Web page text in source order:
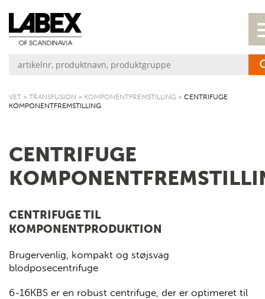
VET > TRANSFUSION > KOMPONENTFREMSTILLING > CENTRIFUGE
KOMPONENTFREMSTILLING
CENTRIFUGE
CENTRIFUGE TIL
KOMPONENTPRODUKTION
Brugervenlig, kompakt og støjsvag
blodposecentrifuge
6-16KBS er en robust centrifuge, der er optimeret til